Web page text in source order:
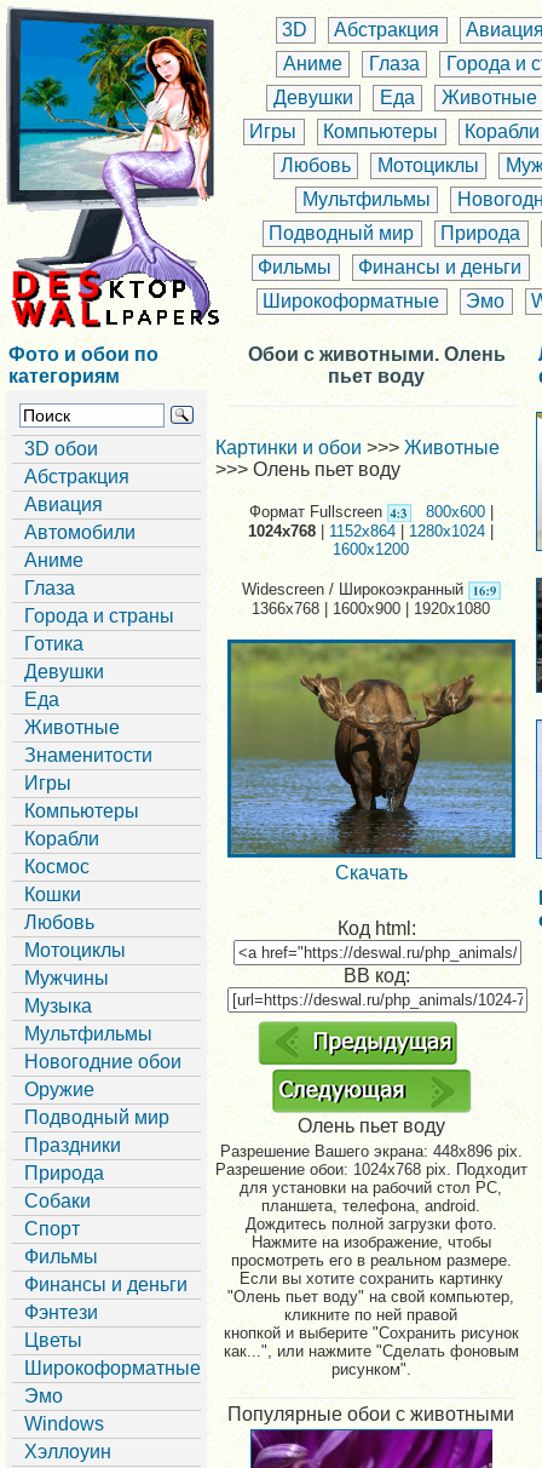
3D Абстракция
Аниме
Глаза
Города и
Девушки
Еда
Животные
Игры
Компьютеры
Корабли
Любовь
Мотоциклы
Мультфильмы
Подводный мир
Природа
Фильмы
Финансы и деньги
Широкоформатные
Эмо
Фото и обои по
категориям
3D обои
Абстракция
Авиация
Автомобили
Аниме
Глаза
Города и страны
Готика
Девушки
Еда
Животные
Знаменитости
Игры
Компьютеры
Корабли
Космос
Кошки
Любовь
Мотоциклы
Мужчины
Музыка
Мультфильмы
Новогодние обои
Оружие
Подводный мир
Праздники
Природа
Собаки
Спорт
Фильмы
Финансы и деньги
Фэнтези
Цветы
Широкоформатные
Эмо
Windows
Хэллоуин
Обои с животными. Олень
пьет воду
Картинки и обои >>> Животные
>>> Олень пьет воду
Формат Fullscreen 800x600
1024x768
1152x864|1280x1024
1600x1200
Widescreen / Широкоэкранный
1366x768 | 1600x900 | 1920x1080
Скачать
Код html:
BB код:
Олень пьет воду
Разрешение Вашего экрана: 448x896 pix.
Разрешение обои: 1024x768 pix. Подходит
для установки на рабочий стол PC,
планшета, телефона, android.
Дождитесь полной загрузки фото.
Нажмите на изображение, чтобы
просмотреть его в реальном размере.
Если вы хотите сохранить картинку
"Олень пьет воду" на свой компьютер,
кликните по ней правой
кнопкой и выберите "Сохранить рисунок
как...", или нажмите "Сделать фоновым
рисунком".
Популярные обои с животными